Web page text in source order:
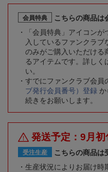
会員特典
こちらの商品は
「会員特典」アイコン
入しているファンクラ
のみがご購入いただける
るアイテムです。詳しく
い。
すでにファンクラブ会員
ブ発行会員番号）登録 か
続きをお願いします。
発送予定：9月初
受注生産
こちらの商品は
生産状況によりお届け時